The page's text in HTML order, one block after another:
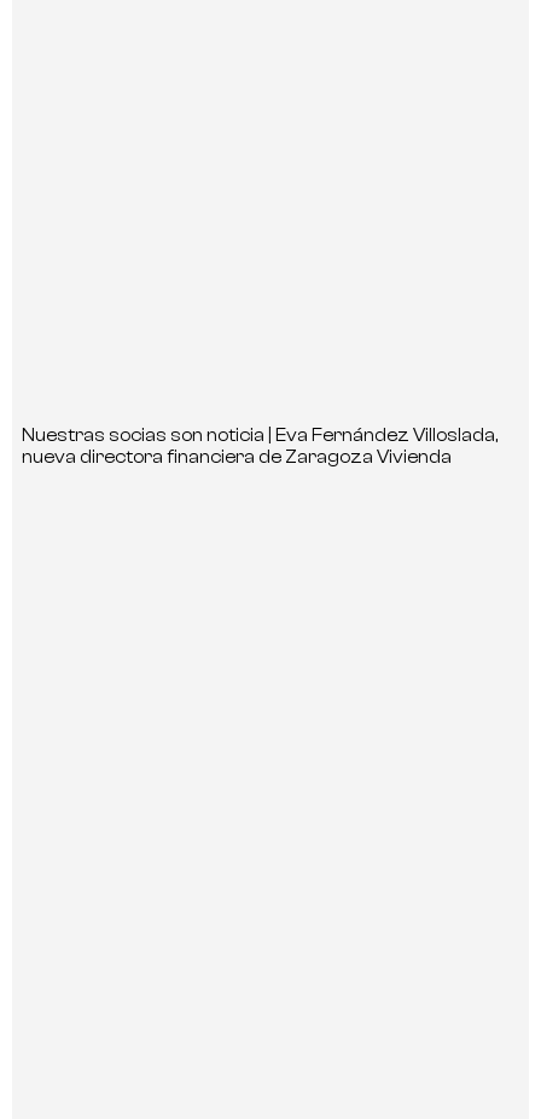
Nuestras socias son noticia | Eva Fernández Villoslada,
nueva directora financiera de Zaragoza Vivienda